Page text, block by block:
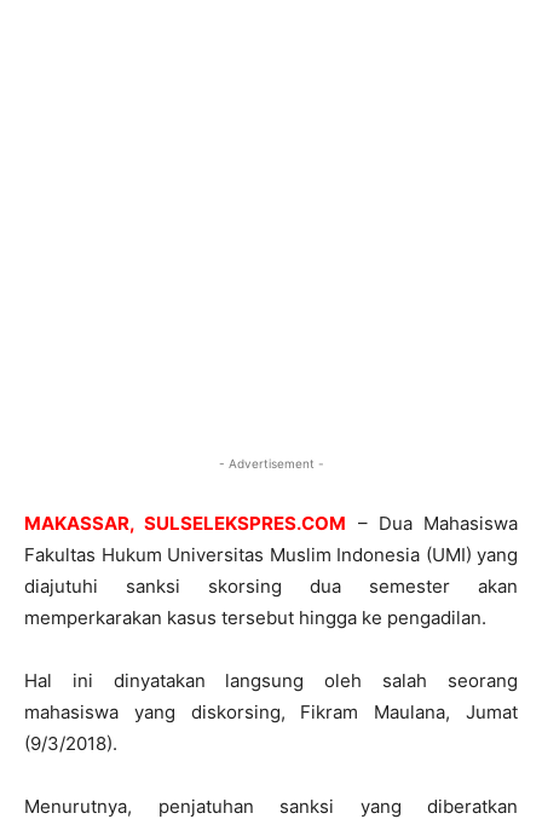
- Advertisement -
MAKASSAR, SULSELEKSPRES.COM – Dua Mahasiswa
Fakultas Hukum Universitas Muslim Indonesia (UMI) yang
diajutuhi sanksi skorsing dua semester akan
memperkarakan kasus tersebut hingga ke pengadilan.
Hal ini dinyatakan langsung oleh salah seorang
mahasiswa yang diskorsing, Fikram Maulana, Jumat
(9/3/2018).
Menurutnya, penjatuhan sanksi yang diberatkan